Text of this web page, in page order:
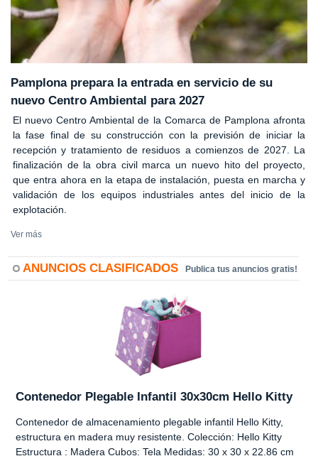
Pamplona prepara la entrada en servicio de su
nuevo Centro Ambiental para 2027
El nuevo Centro Ambiental de la Comarca de Pamplona afronta
la fase final de su construcción con la previsión de iniciar la
recepción y tratamiento de residuos a comienzos de 2027. La
finalización de la obra civil marca un nuevo hito del proyecto,
que entra ahora en la etapa de instalación, puesta en marcha y
validación de los equipos industriales antes del inicio de la
explotación.
Ver más
ANUNCIOS CLASIFICADOS Publica tus anuncios gratis!
Contenedor Plegable Infantil 30x30cm Hello Kitty
Contenedor de almacenamiento plegable infantil Hello Kitty,
estructura en madera muy resistente. Colección: Hello Kitty
Estructura : Madera Cubos: Tela Medidas: 30 x 30 x 22.86 cm